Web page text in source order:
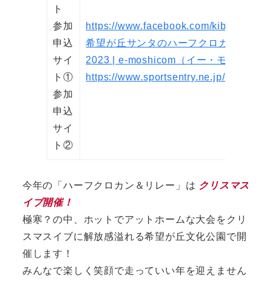
ト
参加
申込
サイ
ト①
参加
申込
サイ
ト②
https://www.facebook.com/kibourelay
希望が丘サンタのハーフクロカン&リレ
2023 | e-moshicom（イー・モシコム）
https://www.sportsentry.ne.jp/event/t/
今年の「ハーフクロカン＆リレー」は クリスマス
イブ開催！
極寒？の中、ホットでアットホームな大会をクリ
スマスイブに解放感溢れる希望が丘文化公園で開
催します！
みんなで楽しく笑顔で走っていい年を迎えません